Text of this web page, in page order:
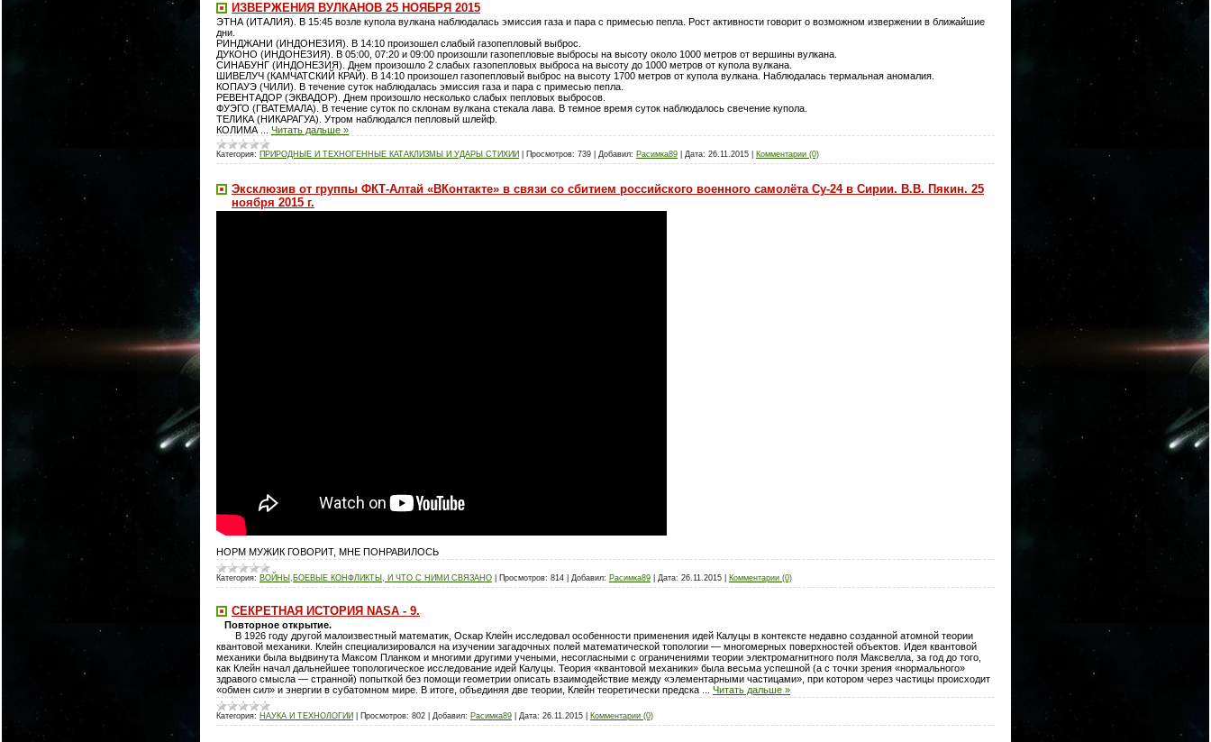
ИЗВЕРЖЕНИЯ ВУЛКАНОВ 25 НОЯБРЯ 2015
ЭТНА (ИТАЛИЯ). В 15:45 возле купола вулкана наблюдалась эмиссия газа и пара с примесью пепла. Рост активности говорит о возможном извержении в ближайшие
дни.
РИНДЖАНИ (ИНДОНЕЗИЯ). В 14:10 произошел слабый газопепловый выброс.
ДУКОНО (ИНДОНЕЗИЯ). В 05:00, 07:20 и 09:00 произошли газопепловые выбросы на высоту около 1000 метров от вершины вулкана.
СИНАБУНГ (ИНДОНЕЗИЯ). Днем произошло 2 слабых газопепловых выброса на высоту до 1000 метров от купола вулкана.
ШИВЕЛУЧ (КАМЧАТСКИЙ КРАЙ). В 14:10 произошел газопепловый выброс на высоту 1700 метров от купола вулкана. Наблюдалась термальная аномалия.
КОПАУЭ (ЧИЛИ). В течение суток наблюдалась эмиссия газа и пара с примесью пепла.
РЕВЕНТАДОР (ЭКВАДОР). Днем произошло несколько слабых пепловых выбросов.
ФУЭГО (ГВАТЕМАЛА). В течение суток по склонам вулкана стекала лава. В темное время суток наблюдалось свечение купола.
ТЕЛИКА (НИКАРАГУА). Утром наблюдался пепловый шлейф.
КОЛИМА
Читать дальше »
Категория: ПРИРОДНЫЕ И ТЕХНОГЕННЫЕ КАТАКЛИЗМЫ И УДАРЫ СТИХИИ Просмотров: 739 Добавил: Расимка89 Дата: 26.11.2015 Комментарии (0)
Эксклюзив от группы ФКТ-Алтай «ВКонтакте» в связи со сбитием российского военного самолёта Су-24 в Сирии. В.В. Пякин. 25
ноября 2015 г.
НОРМ МУЖИК ГОВОРИТ, МНЕ ПОНРАВИЛОСЬ
Категория: ВОЙНЫ,БОЕВЫЕ КОНФЛИКТЫ, И ЧТО С НИМИ СВЯЗАНО Просмотров: 814 Добавил: Расимка89 Дата: 26.11.2015 Комментарии (0)
СЕКРЕТНАЯ ИСТОРИЯ NASA - 9.
Повторное открытие.
В 1926 году другой малоизвестный математик, Оскар Клейн исследовал особенности применения идей Калуцы в контексте недавно созданной атомной теории
квантовой механики. Клейн специализировался на изучении загадочных полей математической топологии — многомерных поверхностей объектов. Идея квантовой
механики была выдвинута Максом Планком и многими другими учеными, несогласными с ограничениями теории электромагнитного поля Максвелла, за год до того,
как Клейн начал дальнейшее топологическое исследование идей Калуцы. Теория «квантовой механики» была весьма успешной (а с точки зрения «нормального»
здравого смысла — странной) попыткой без помощи геометрии описать взаимодействие между «элементарными частицами», при котором через частицы происходит
«обмен сил» и энергии в субатомном мире. В итоге, объединяя две теории, Клейн теоретически предска
Читать дальше »
Категория: НАУКА И ТЕХНОЛОГИИ Просмотров: 802 Добавил: Расимка89 Дата: 26.11.2015 Комментарии (0)